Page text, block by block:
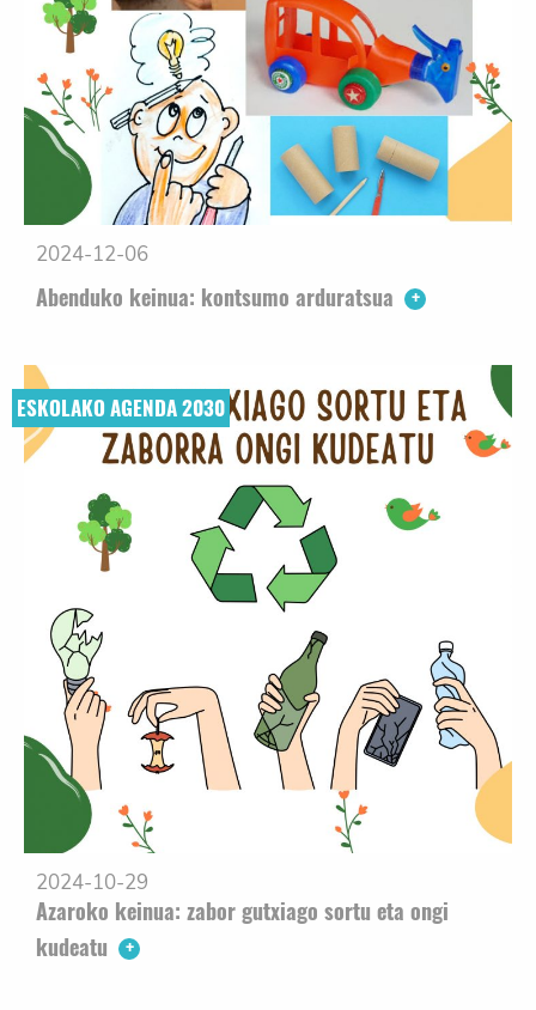
2024-12-06
Abenduko keinua: kontsumo arduratsua
ESKOLAKO AGENDA 2030
2024-10-29
Azaroko keinua: zabor gutxiago sortu eta ongi
kudeatu